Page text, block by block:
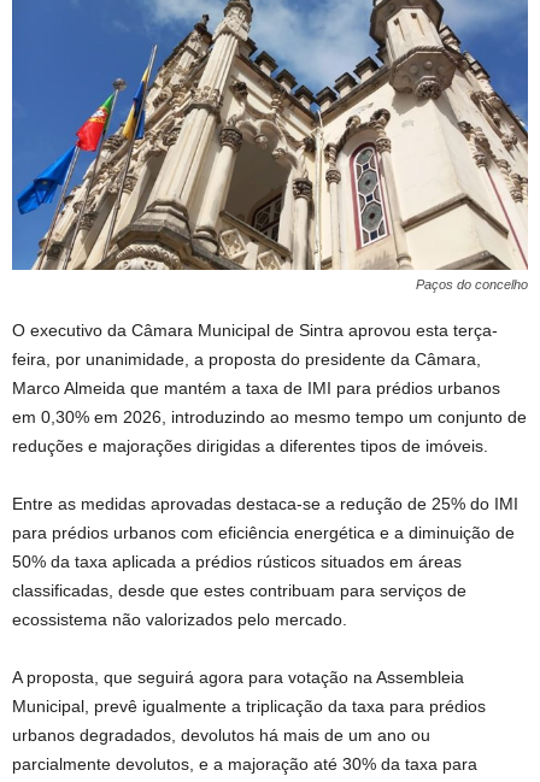
Paços do concelho
O executivo da Câmara Municipal de Sintra aprovou esta terça-
feira, por unanimidade, a proposta do presidente da Câmara,
Marco Almeida que mantém a taxa de IMI para prédios urbanos
em 0,30% em 2026, introduzindo ao mesmo tempo um conjunto de
reduções e majorações dirigidas a diferentes tipos de imóveis.
Entre as medidas aprovadas destaca-se a redução de 25% do IMI
para prédios urbanos com eficiência energética e a diminuição de
50% da taxa aplicada a prédios rústicos situados em áreas
classificadas, desde que estes contribuam para serviços de
ecossistema não valorizados pelo mercado.
A proposta, que seguirá agora para votação na Assembleia
Municipal, prevê igualmente a triplicação da taxa para prédios
urbanos degradados, devolutos há mais de um ano ou
parcialmente devolutos, e a majoração até 30% da taxa para